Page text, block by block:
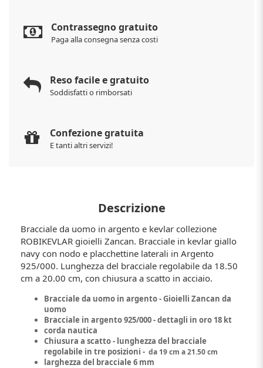
Contrassegno gratuito
Paga alla consegna senza costi
Reso facile e gratuito
Soddisfatti o rimborsati
Confezione gratuita
E tanti altri servizi!
Descrizione
Bracciale da uomo in argento e kevlar collezione
ROBIKEVLAR gioielli Zancan. Bracciale in kevlar giallo
navy con nodo e placchettine laterali in Argento
925/000. Lunghezza del bracciale regolabile da 18.50
cm a 20.00 cm, con chiusura a scatto in acciaio.
Bracciale da uomo in argento - Gioielli Zancan da
uomo
Bracciale in argento 925/000 - dettagli in oro 18 kt
corda nautica
Chiusura a scatto - lunghezza del bracciale
regolabile in tre posizioni - da 19 cm a 21.50 cm
larghezza del bracciale 6 mm